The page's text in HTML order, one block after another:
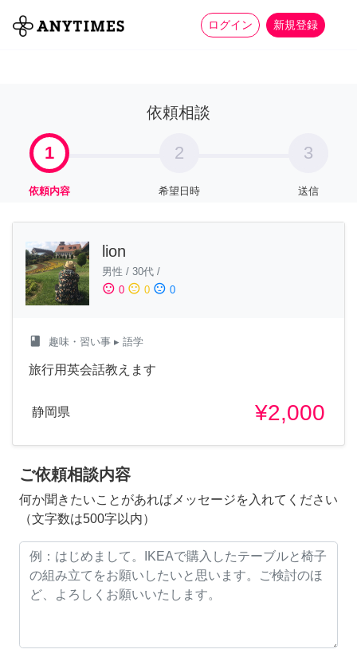
ログイン 新規登録
全て 家事 more_horiz
依頼相談
1
依頼内容
2
希望日時
3
送信
lion
男性 / 30代 /
sentiment_satisfied 0 sentiment_neutral 0 sentiment_dissatisfied 0
class 趣味・習い事 ▸ 語学
旅行用英会話教えます
静岡県 ¥2,000
ご依頼相談内容
何か聞きたいことがあればメッセージを入れてください
（文字数は500字以内）